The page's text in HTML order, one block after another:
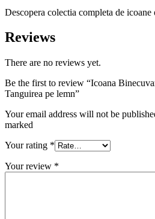
Descopera colectia completa de
Reviews
There are no reviews yet.
Be the first to review “Icoana
Tanguirea pe lemn”
Your email address will not be
marked
Your rating *
Your review *